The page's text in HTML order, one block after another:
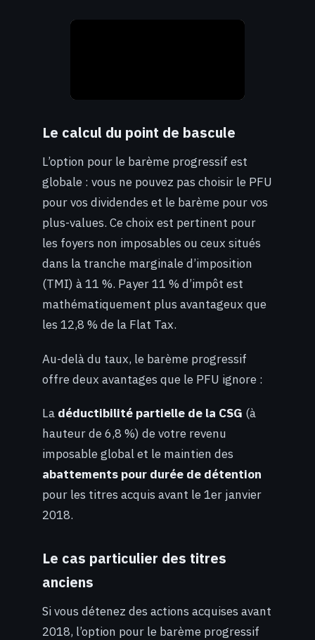
Le calcul du point de bascule
L’option pour le barème progressif est
globale : vous ne pouvez pas choisir le PFU
pour vos dividendes et le barème pour vos
plus-values. Ce choix est pertinent pour
les foyers non imposables ou ceux situés
dans la tranche marginale d’imposition
(TMI) à 11 %. Payer 11 % d’impôt est
mathématiquement plus avantageux que
les 12,8 % de la Flat Tax.
Au-delà du taux, le barème progressif
offre deux avantages que le PFU ignore :
La déductibilité partielle de la CSG (à
hauteur de 6,8 %) de votre revenu
imposable global et le maintien des
abattements pour durée de détention
pour les titres acquis avant le 1er janvier
2018.
Le cas particulier des titres
anciens
Si vous détenez des actions acquises avant
2018, l’option pour le barème progressif